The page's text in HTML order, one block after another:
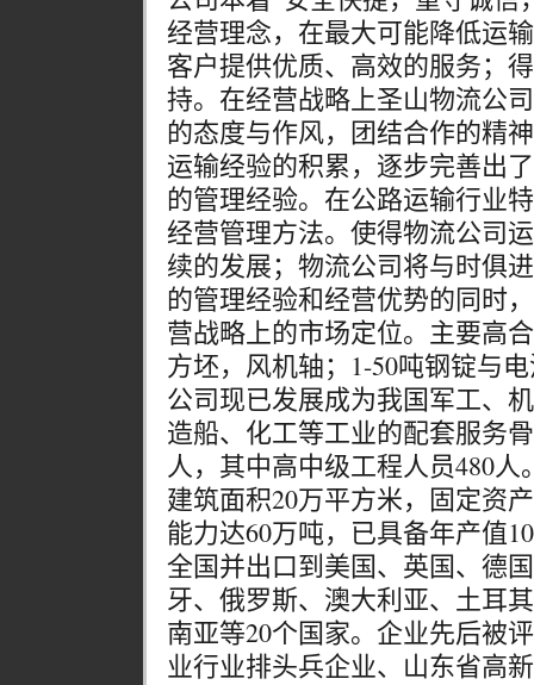
经营理念，在最大可能降低运
客户提供优质、高效的服务；
持。在经营战略上圣山物流公
的态度与作风，团结合作的精
运输经验的积累，逐步完善出
的管理经验。在公路运输行业
经营管理方法。使得物流公司
续的发展；物流公司将与时俱
的管理经验和经营优势的同时
营战略上的市场定位。主要高
方坯，风机轴；1-50吨钢锭与
公司现已发展成为我国军工、
造船、化工等工业的配套服务
人，其中高中级工程人员480
建筑面积20万平方米，固定资
能力达60万吨，已具备年产值
全国并出口到美国、英国、德
牙、俄罗斯、澳大利亚、土耳
南亚等20个国家。企业先后被
业行业排头兵企业、山东省高